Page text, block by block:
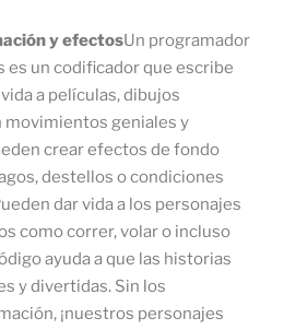
y efectosUn programador
es un codificador que escribe
a películas, dibujos
movimientos geniales y
crear efectos de fondo
destellos o condiciones
dar vida a los personajes
como correr, volar o incluso
ayuda a que las historias
y divertidas. Sin los
¡nuestros personajes